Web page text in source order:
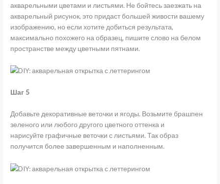
акварельными цветами и листьями. Не бойтесь заезжать на
акварельный рисунок, это придаст большей живости вашему
изображению, но если хотите добиться результата,
максимально похожего на образец, пишите слово на белом
пространстве между цветными пятнами.
Шаг 5
Добавьте декоративные веточки и ягоды. Возьмите брашпен
зеленого или любого другого цветного оттенка и
нарисуйте графичные веточки с листьями. Так образ
получится более завершенным и наполненным.